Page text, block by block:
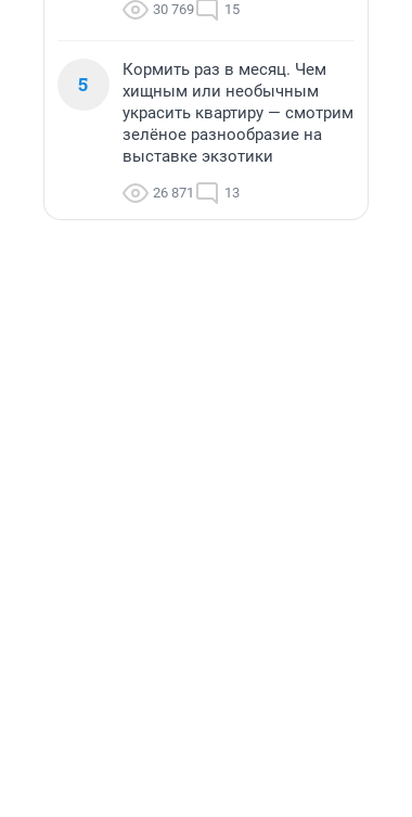
30 769 15
5
Кормить раз в месяц. Чем
хищным или необычным
украсить квартиру — смотрим
зелёное разнообразие на
выставке экзотики
26 871 13